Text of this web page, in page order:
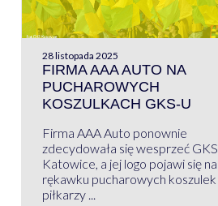
28 listopada 2025
FIRMA AAA AUTO NA
PUCHAROWYCH
KOSZULKACH GKS-U
Firma AAA Auto ponownie
zdecydowała się wesprzeć GKS
Katowice, a jej logo pojawi się na
rękawku pucharowych koszulek
piłkarzy ...